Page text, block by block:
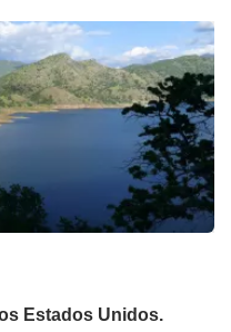
Estados Unidos.